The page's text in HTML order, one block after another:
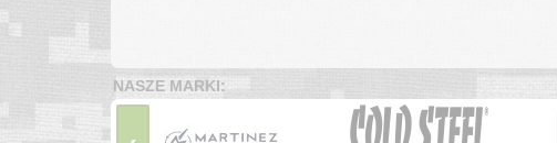
NASZE MARKI: